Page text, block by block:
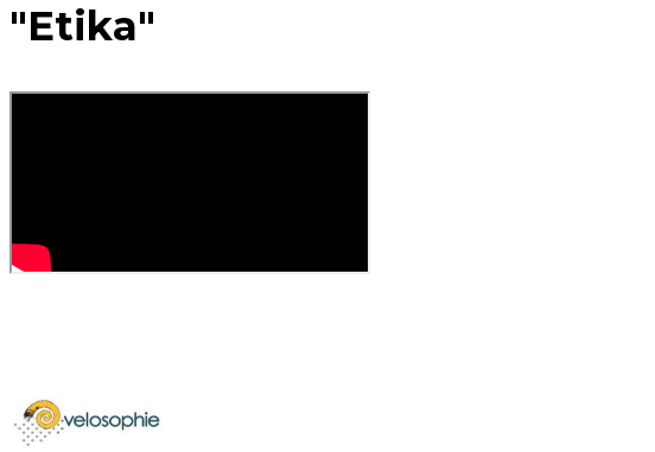
"Etika"